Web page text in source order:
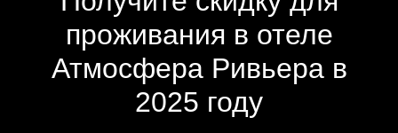
проживания в отеле
Атмосфера Ривьера в
2025 году